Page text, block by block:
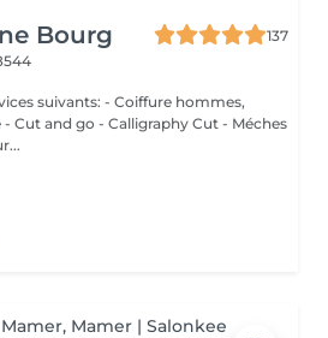
Bourg
137
- Coiffure hommes,
and go - Calligraphy Cut - Méches